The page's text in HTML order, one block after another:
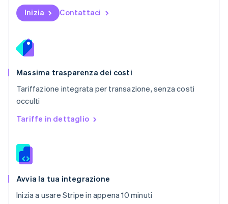
Inizia Contattaci
Massima trasparenza dei costi
Tariffazione integrata per transazione, senza costi
occulti
Tariffe in dettaglio
Avvia la tua integrazione
Inizia a usare Stripe in appena 10 minuti
English
Portogallo
RAS di Hong Kong, Cina
English
English
English
Romania
English
Slovacchia
Slovenia
English Italiano
EspañolEnglish